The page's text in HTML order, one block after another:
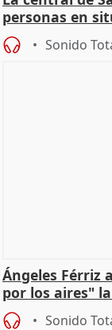
personas en
de Calor
Sonido
Ángeles Férriz
por los aires"
SMA
Sonido